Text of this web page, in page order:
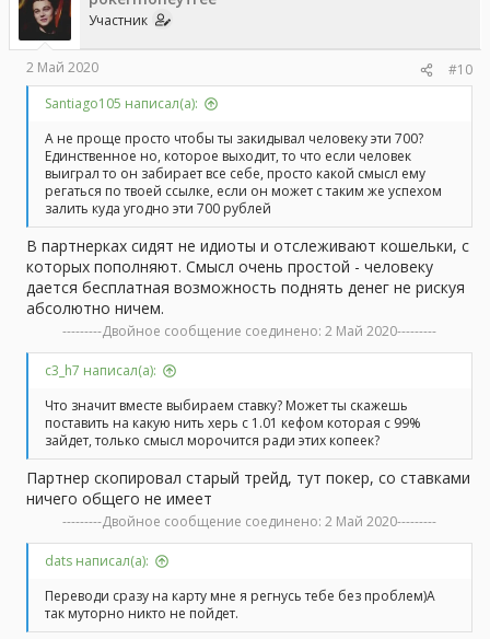
Участник
2 Май 2020
#10
Santiago105 написал(а):
А не проще просто чтобы ты закидывал человеку эти 700?
Единственное но, которое выходит, то что если человек
выиграл то он забирает все себе, просто какой смысл ему
регаться по твоей ссылке, если он может с таким же успехом
залить куда угодно эти 700 рублей
В партнерках сидят не идиоты и отслеживают кошельки, с
которых пополняют. Смысл очень простой - человеку
дается бесплатная возможность поднять денег не рискуя
абсолютно ничем.
---------Двойное сообщение соединено: 2 Май 2020---------
с3_h7 написал(а):
Что значит вместе выбираем ставку? Может ты скажешь
поставить на какую нить херь c 1.01 кефом которая с 99%
зайдет, только смысл морочится ради этих копеек?
Партнер скопировал старый трейд, тут покер, со ставками
ничего общего не имеет
---------Двойное сообщение соединено: 2 Май 2020---------
dats написал(а):
Переводи сразу на карту мне я регнусь тебе без проблем)А
так муторно никто не пойдет.